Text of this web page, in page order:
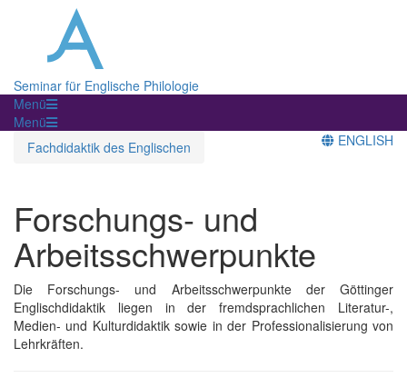
Seminar für Englische Philologie
Menü
Menü
Fachdidaktik des Englischen
ENGLISH
Forschungs- und
Arbeitsschwerpunkte
Die Forschungs- und Arbeitsschwerpunkte der Göttinger
Englischdidaktik liegen in der fremdsprachlichen Literatur-,
Medien- und Kulturdidaktik sowie in der Professionalisierung von
Lehrkräften.